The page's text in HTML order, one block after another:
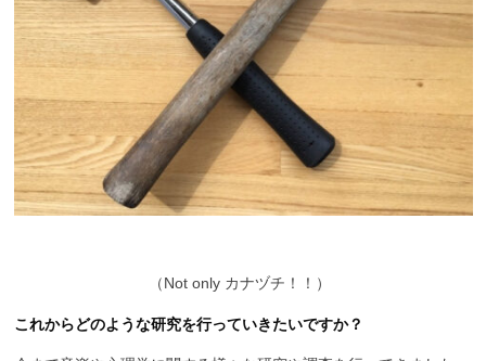
（Not only カナヅチ！！）
これからどのような研究を行っていきたいですか？